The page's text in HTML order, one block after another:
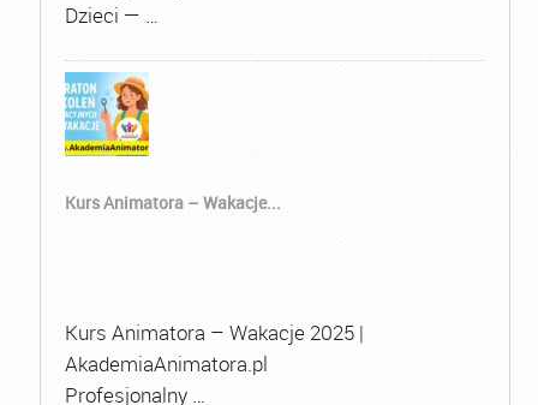
Dzieci — …
Kurs Animatora – Wakacje...
Kurs Animatora – Wakacje 2025 |
AkademiaAnimatora.pl
Profesjonalny …